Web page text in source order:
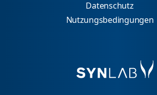
Datenschutz
Nutzungsbedingungen